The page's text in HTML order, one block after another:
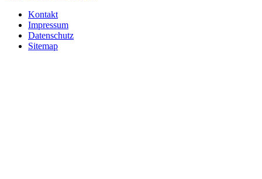
Kontakt
Impressum
Datenschutz
Sitemap